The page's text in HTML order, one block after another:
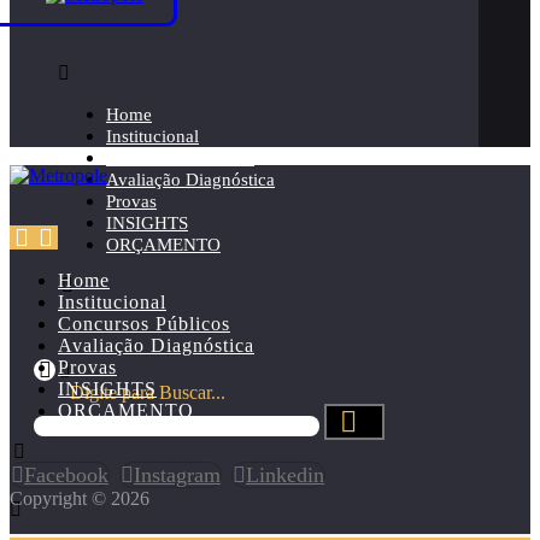
Home
Institucional
Avaliação Diagnóstica
Provas
INSIGHTS
ORÇAMENTO
Digite para Buscar...
Home
Institucional
Concursos Públicos
Avaliação Diagnóstica
Provas
INSIGHTS
ORÇAMENTO
Facebook Instagram Linkedin
Copyright © 2026